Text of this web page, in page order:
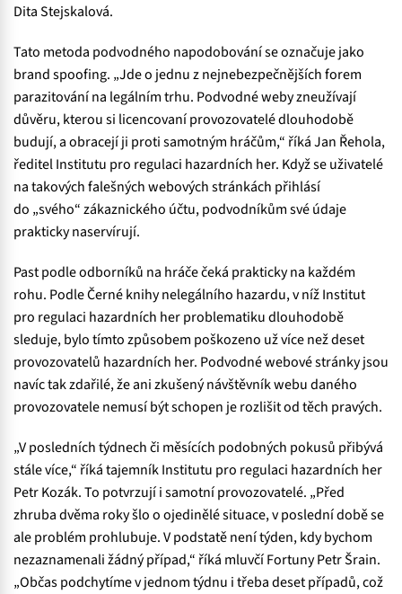
Dita Stejskalová.
Tato metoda podvodného napodobování se označuje jako
brand spoofing. „Jde o jednu z nejnebezpečnějších forem
parazitování na legálním trhu. Podvodné weby zneužívají
důvěru, kterou si licencovaní provozovatelé dlouhodobě
budují, a obracejí ji proti samotným hráčům,“ říká Jan Řehola,
ředitel Institutu pro regulaci hazardních her. Když se uživatelé
na takových falešných webových stránkách přihlásí
do „svého“ zákaznického účtu, podvodníkům své údaje
prakticky naservírují.
Past podle odborníků na hráče čeká prakticky na každém
rohu. Podle Černé knihy nelegálního hazardu, v níž Institut
pro regulaci hazardních her problematiku dlouhodobě
sleduje, bylo tímto způsobem poškozeno už více než deset
provozovatelů hazardních her. Podvodné webové stránky jsou
navíc tak zdařilé, že ani zkušený návštěvník webu daného
provozovatele nemusí být schopen je rozlišit od těch pravých.
„V posledních týdnech či měsících podobných pokusů přibývá
stále více,“ říká tajemník Institutu pro regulaci hazardních her
Petr Kozák. To potvrzují i samotní provozovatelé. „Před
zhruba dvěma roky šlo o ojedinělé situace, v poslední době se
ale problém prohlubuje. V podstatě není týden, kdy bychom
nezaznamenali žádný případ,“ říká mluvčí Fortuny Petr Šrain.
„Občas podchytíme v jednom týdnu i třeba deset případů, což